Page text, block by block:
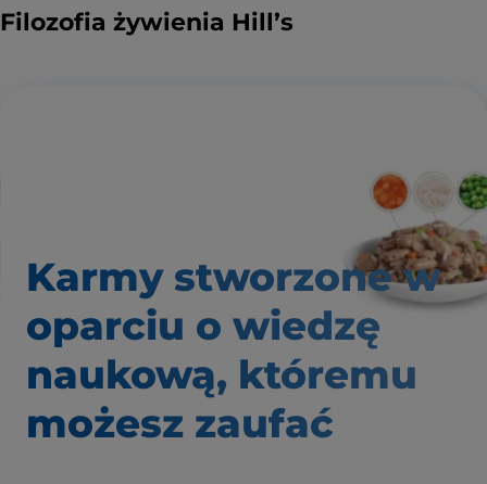
Filozofia żywienia Hill’s
Karmy stworzone w
oparciu o wiedzę
naukową, któremu
możesz zaufać